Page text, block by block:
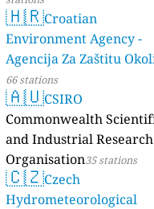
🇭🇷Croatian
Environment Agency -
Agencija Za Zaštitu
66 stations
🇦🇺CSIRO
Commonwealth
and Industrial Research
Organisation35 stations
🇨🇿Czech
Hydrometeorological